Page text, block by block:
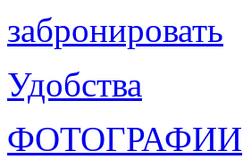
забронировать
Удобства
ФОТОГРАФИИ